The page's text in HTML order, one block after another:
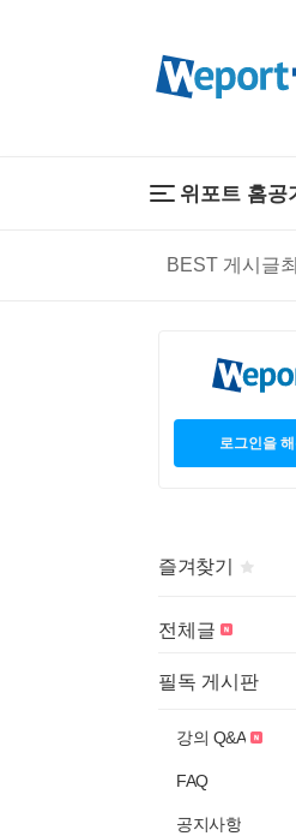
위포트 홈공
BEST 게시글
로그인을
즐겨찾기
게시판 제목의
전체글
필독 게시판
강의 Q&A
FAQ
공지사항